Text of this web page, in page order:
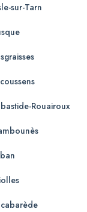
sur-Tarn
Rouairoux